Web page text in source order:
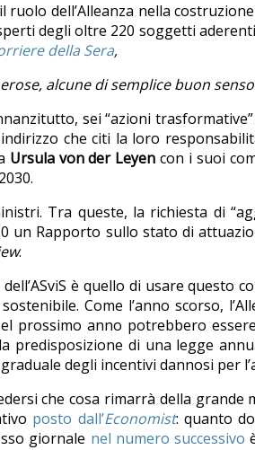
dell’Alleanza nella
degli oltre 220 soggetti
della Sera,
alcune di semplice buon
sei “azioni
che citi la loro
Ursula von der Leyencon i suoi
Tra queste, la richiesta di
Rapporto sullo stato di
.
è quello di usare
Come l’anno scorso,
prossimo anno potrebbero
predisposizione di una legge
degli incentivi dannosi per
che cosa rimarrà della grande
posto dall’Economist: quanto
giornale nel numero successivo